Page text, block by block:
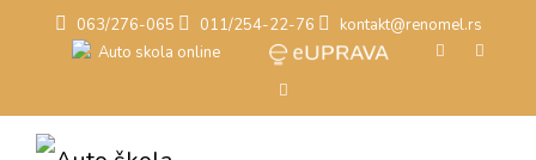
063/276-065 011/254-22-76 kontakt@renomel.rs